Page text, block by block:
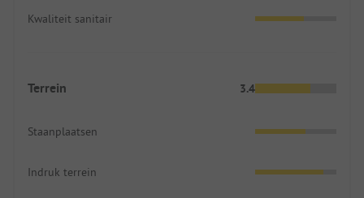
Kwaliteit sanitair
Terrein 3.4
Staanplaatsen
Indruk terrein